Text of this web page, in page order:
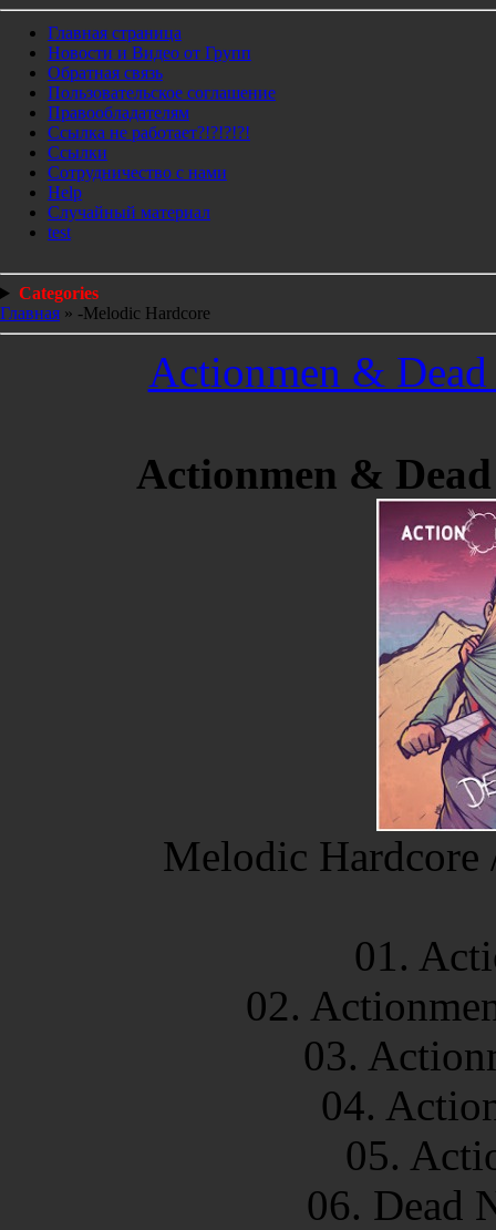
Главная страница
Новости и Видео от Групп
Обратная связь
Пользовательское соглашение
Правообладателям
Ссылка не работает?!?!?!?!
Ссылки
Сотрудничество с нами
Help
Cлучайный материал
test
Categories
Главная » -Melodic Hardcore
Actionmen &
Actionmen &
Melodic
01.
02.
03.
04.
05.
06. Dead